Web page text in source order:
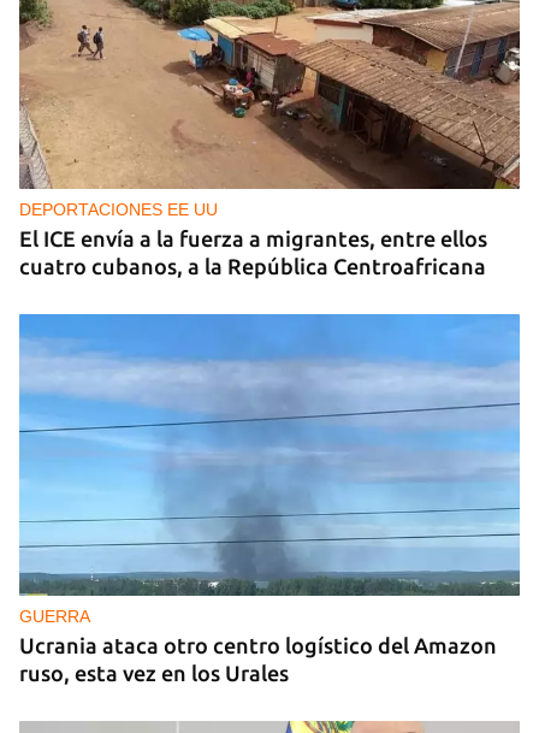
DEPORTACIONES EE UU
El ICE envía a la fuerza a migrantes, entre ellos
cuatro cubanos, a la República Centroafricana
GUERRA
Ucrania ataca otro centro logístico del Amazon
ruso, esta vez en los Urales